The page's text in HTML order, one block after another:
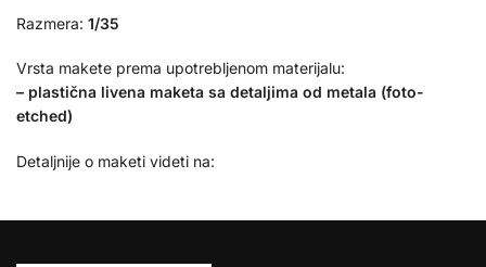
Razmera: 1/35
Vrsta makete prema upotrebljenom materijalu:
– plastična livena maketa sa detaljima od metala (foto-
etched)
Detaljnije o maketi videti na: